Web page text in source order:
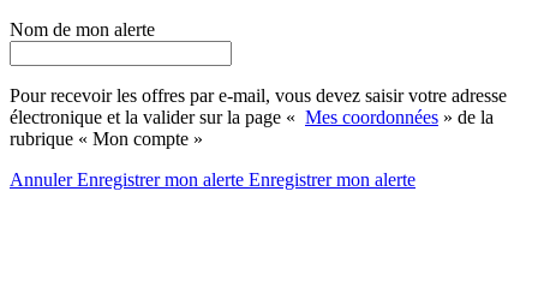
Nom de mon alerte
Pour recevoir les offres par e-mail, vous devez saisir votre adresse
électronique et la valider sur la page « Mes coordonnées » de la
rubrique « Mon compte »
AnnulerEnregistrer mon alerte Enregistrermon alerte